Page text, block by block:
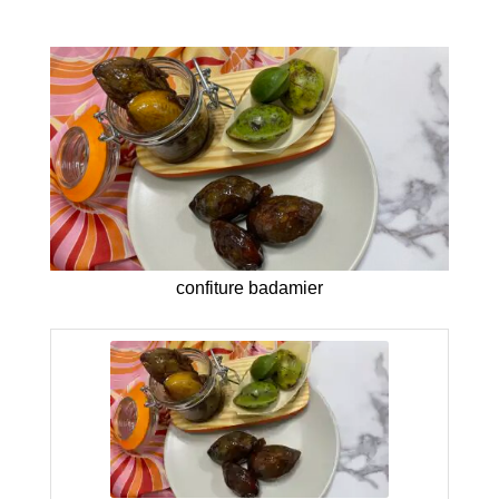
confiture badamier